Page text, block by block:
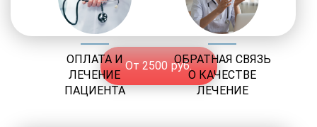
От 2500 руб.
ОПЛАТА И
ЛЕЧЕНИЕ
ПАЦИЕНТА
ОБРАТНАЯ СВЯЗЬ
О КАЧЕСТВЕ
ЛЕЧЕНИЕ